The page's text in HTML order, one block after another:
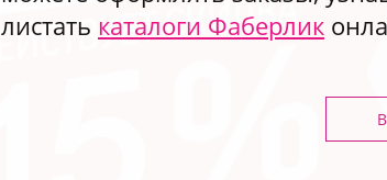
листать каталоги Фаберлик